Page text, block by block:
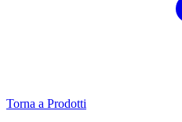
Torna a Prodotti